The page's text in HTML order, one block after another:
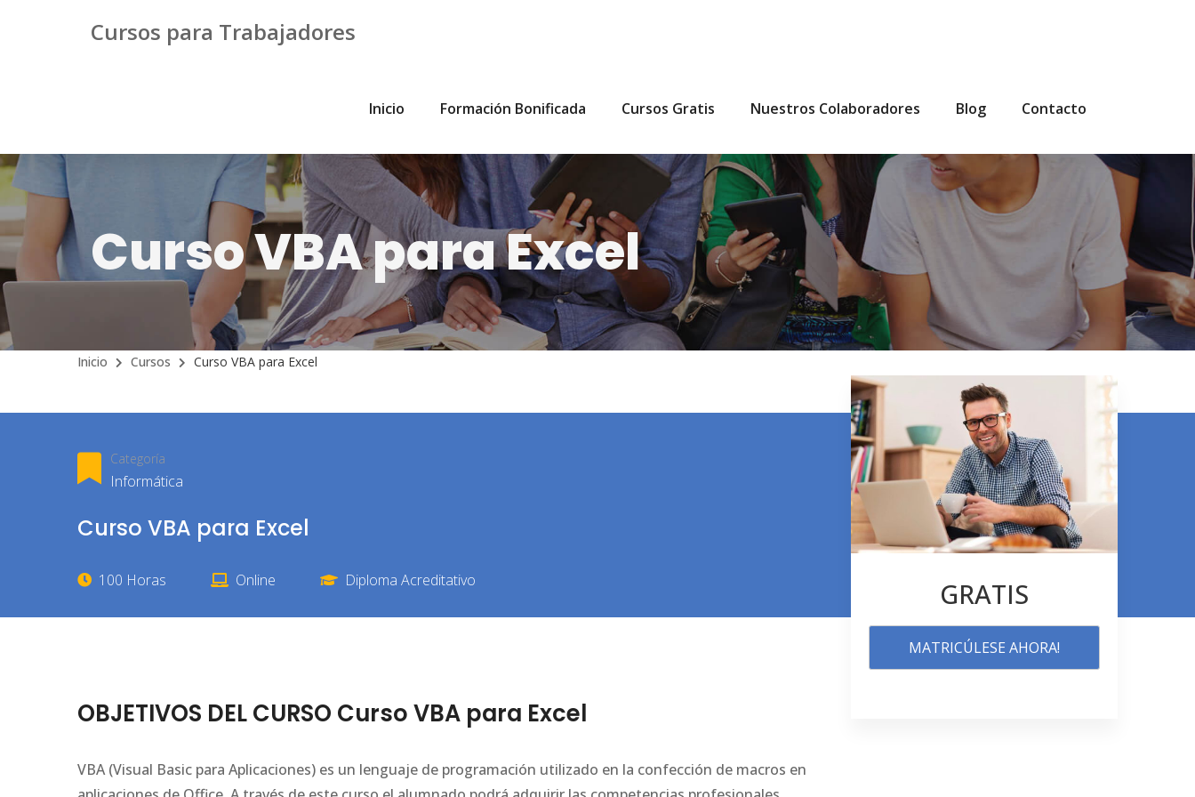
Cursos para Trabajadores
Inicio Formación Bonificada Cursos Gratis Nuestros Colaboradores Blog Contacto
Curso VBA para Excel
Inicio Cursos Curso VBA para Excel
Categoría
Informática
Curso VBA para Excel
100 Horas Online Diploma Acreditativo
OBJETIVOS DEL CURSO Curso VBA para Excel
VBA (Visual Basic para Aplicaciones) es un lenguaje de programación utilizado en la confección de macros en
GRATIS
MATRICÚLESE AHORA!